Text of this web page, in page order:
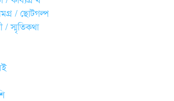
/ ছোটগল্প
/ স্মৃতিকথা